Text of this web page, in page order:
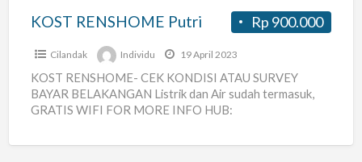
Rp 900.000
KOST RENSHOME Putri
Cilandak Individu 19 April 2023
KOST RENSHOME- CEK KONDISI ATAU SURVEY
BAYAR BELAKANGAN Listrik dan Air sudah termasuk,
GRATIS WIFI FOR MORE INFO HUB:
https://travelrens.home.blog/2019/04/12/kost-